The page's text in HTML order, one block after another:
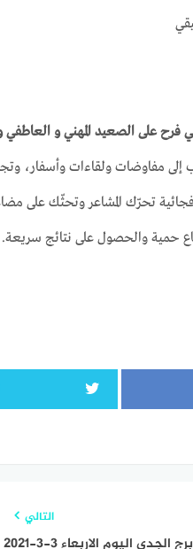
إلى مفاوضات ولقاءات وأسفار،
تحرّك المشاعر وتحثّك على
حمية والحصول على نتائج
التالي